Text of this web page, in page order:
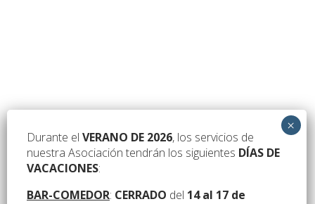
ACTUACIÓN DEL GRUPO DE TEATRO «LA SIRENA»
El próximo día 29 DE JUNIO (LUNES), y como culminación de las celebraciones
del fin de curso en nuestra Asociación,...Leer más
Leer más
Durante el VERANO DE 2026, los servicios de
nuestra Asociación tendrán los siguientes DÍAS DE
VACACIONES:
BAR-COMEDOR: CERRADO del 14 al 17 de